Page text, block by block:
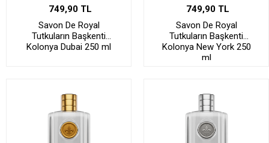
749,90 TL
Savon De Royal
Tutkuların Başkenti
Kolonya Dubai 250 ml
749,90 TL
Savon De Royal
Tutkuların Başkenti
Kolonya New York 250
ml